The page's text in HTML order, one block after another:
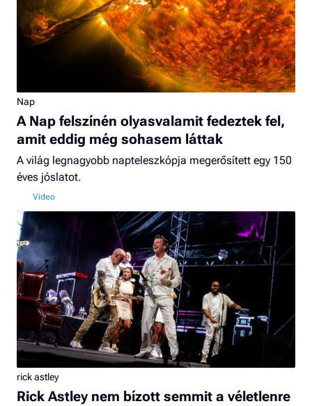
Nap
A Nap felszínén olyasvalamit fedeztek fel,
amit eddig még sohasem láttak
A világ legnagyobb napteleszkópja megerősített egy 150
éves jóslatot.
rick astley
Rick Astley nem bízott semmit a véletlenre